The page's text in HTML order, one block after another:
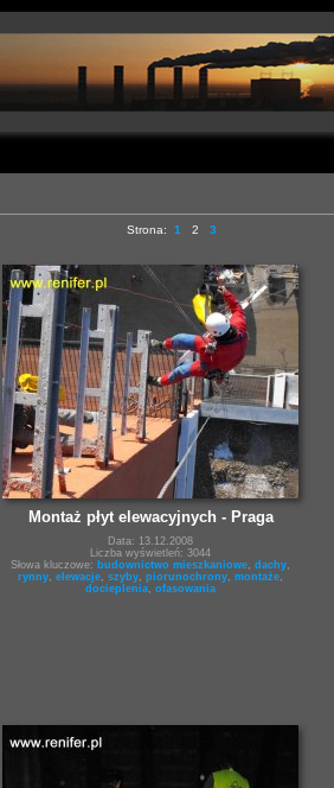
Strona: 1 2 3
Montaż płyt elewacyjnych - Praga
Data: 13.12.2008
Liczba wyświetleń: 3044
Słowa kluczowe: budownictwo mieszkaniowe dachy
rynny elewacje szyby piorunochrony montaże
docieplenia ofasowania